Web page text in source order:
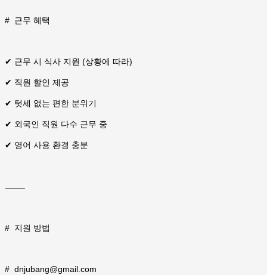
# 근무 혜택
✔ 근무 시 식사 지원 (상황에 따라)
✔ 직원 할인 제공
✔ 텃세 없는 편한 분위기
✔ 외국인 직원 다수 근무 중
✔ 영어 사용 환경 충분
⸻
# 지원 방법
# dnjubang@gmail.com